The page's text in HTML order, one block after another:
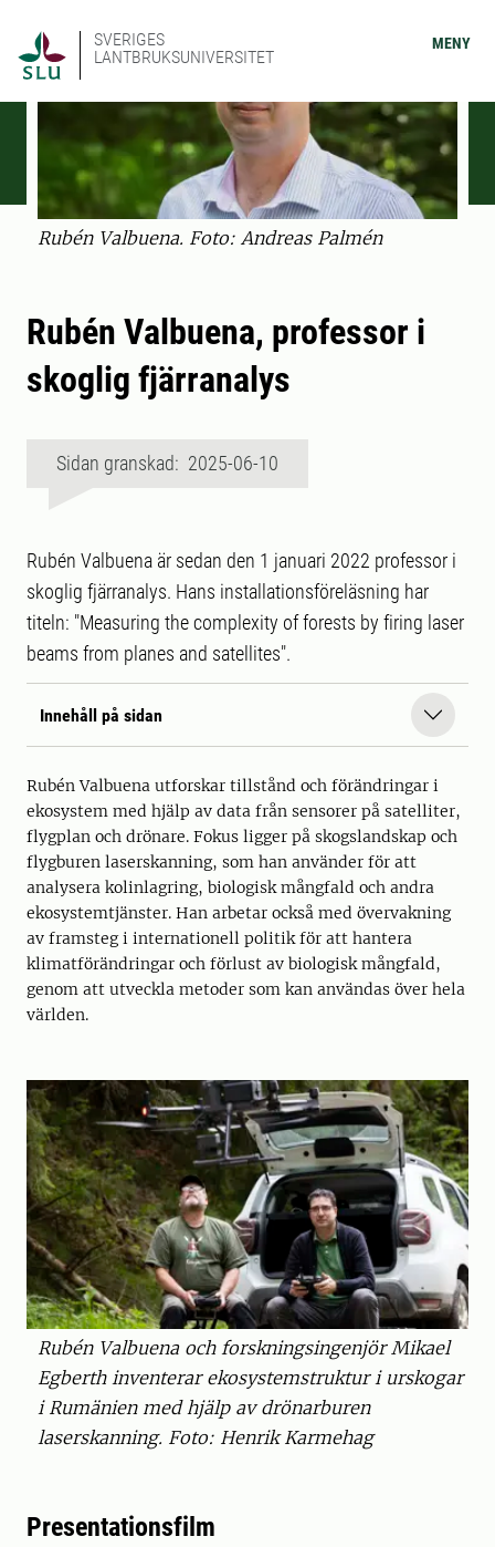
SVERIGES
LANTBRUKSUNIVERSITET
MENY
Rubén Valbuena. Foto: Andreas Palmén
Rubén Valbuena, professor i
skoglig fjärranalys
Sidan granskad: 2025-06-10
Rubén Valbuena är sedan den 1 januari 2022 professor i
skoglig fjärranalys. Hans installationsföreläsning har
titeln: "Measuring the complexity of forests by firing laser
beams from planes and satellites".
Innehåll på sidan
Rubén Valbuena utforskar tillstånd och förändringar i
ekosystem med hjälp av data från sensorer på satelliter,
flygplan och drönare. Fokus ligger på skogslandskap och
flygburen laserskanning, som han använder för att
analysera kolinlagring, biologisk mångfald och andra
ekosystemtjänster. Han arbetar också med övervakning
av framsteg i internationell politik för att hantera
klimatförändringar och förlust av biologisk mångfald,
genom att utveckla metoder som kan användas över hela
världen.
Rubén Valbuena och forskningsingenjör Mikael
Egberth inventerar ekosystemstruktur i urskogar
i Rumänien med hjälp av drönarburen
laserskanning. Foto: Henrik Karmehag
Presentationsfilm